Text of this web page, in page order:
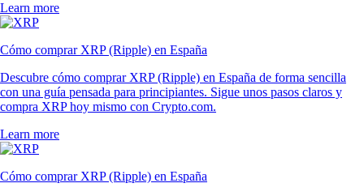
Learn more
Cómo comprar XRP (Ripple) en España
Descubre cómo comprar XRP (Ripple) en España de forma sencilla
con una guía pensada para principiantes. Sigue unos pasos claros y
compra XRP hoy mismo con Crypto.com.
Learn more
Cómo comprar XRP (Ripple) en España